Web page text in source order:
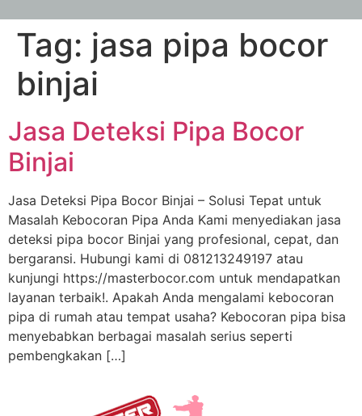
Tag: jasa pipa bocor
binjai
Jasa Deteksi Pipa Bocor
Binjai
Jasa Deteksi Pipa Bocor Binjai – Solusi Tepat untuk
Masalah Kebocoran Pipa Anda Kami menyediakan jasa
deteksi pipa bocor Binjai yang profesional, cepat, dan
bergaransi. Hubungi kami di 081213249197 atau
kunjungi https://masterbocor.com untuk mendapatkan
layanan terbaik!. Apakah Anda mengalami kebocoran
pipa di rumah atau tempat usaha? Kebocoran pipa bisa
menyebabkan berbagai masalah serius seperti
pembengkakan […]